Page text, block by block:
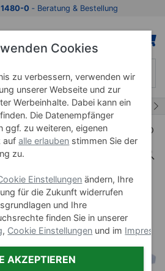
Zur Produktbeschreibung
0 ‐ Beratung & Bestellung
Optima
LxBxH
Cookies
zu verbessern, verwenden wir
unserer Webseite und zur
Werbeinhalte. Dabei kann ein
Die Datenempfänger
ggf. zu weiteren, eigenen
aufalle erlauben stimmen Sie der
zu.
Einstellungen ändern, Ihre
für die Zukunft widerrufen
und Ihre
finden Sie in unserer
, Cookie Einstellungen und im
AKZEPTIEREN